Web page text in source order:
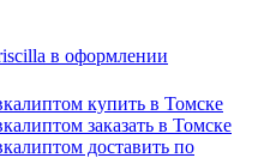
в оформлении